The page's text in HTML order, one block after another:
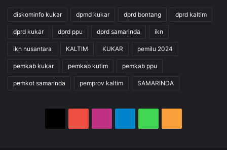
diskominfo kukar dpmd kukar dprd bontang dprd kaltim
dprd kukar dprd ppu dprd samarinda ikn
ikn nusantara KALTIM KUKAR pemilu 2024
pemkab kukar pemkab kutim pemkab ppu
pemkot samarinda pemprov kaltim SAMARINDA